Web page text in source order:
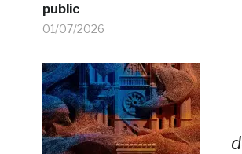
public
01/07/2026